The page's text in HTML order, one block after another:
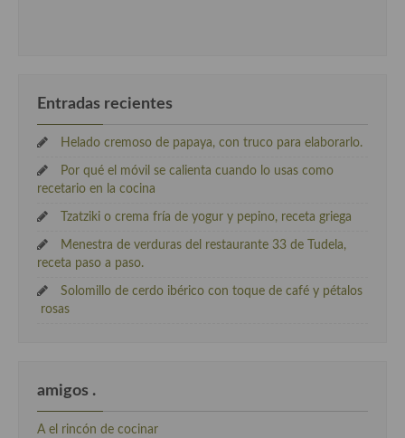
Entradas recientes
Helado cremoso de papaya, con truco para elaborarlo.
Por qué el móvil se calienta cuando lo usas como
recetario en la cocina
Tzatziki o crema fría de yogur y pepino, receta griega
Menestra de verduras del restaurante 33 de Tudela,
receta paso a paso.
Solomillo de cerdo ibérico con toque de café y pétalos
rosas
amigos .
A el rincón de cocinar